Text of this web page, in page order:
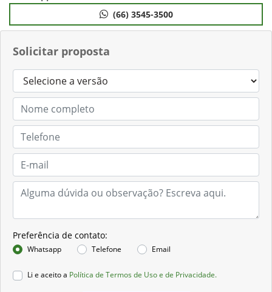
Solicitar proposta
Preferência de contato:
Whatsapp Telefone Email
Li e aceito a Política de Termos de Uso e de Privacidade.
(66) 3545-3500